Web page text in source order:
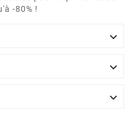
-80% !


